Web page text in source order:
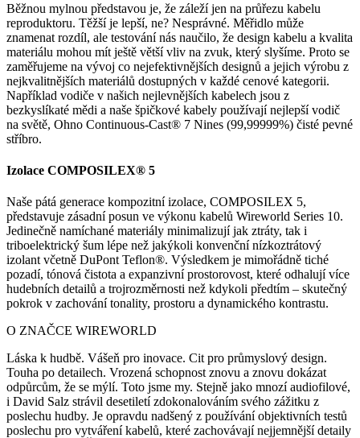
Běžnou mylnou představou je, že záleží jen na průřezu kabelu
reproduktoru. Těžší je lepší, ne? Nesprávné. Měřidlo může
znamenat rozdíl, ale testování nás naučilo, že design kabelu a kvalita
materiálu mohou mít ještě větší vliv na zvuk, který slyšíme. Proto se
zaměřujeme na vývoj co nejefektivnějších designů a jejich výrobu z
nejkvalitnějších materiálů dostupných v každé cenové kategorii.
Například vodiče v našich nejlevnějších kabelech jsou z
bezkyslíkaté mědi a naše špičkové kabely používají nejlepší vodič
na světě, Ohno Continuous-Cast® 7 Nines (99,99999%) čisté pevné
stříbro.
Izolace COMPOSILEX® 5
Naše pátá generace kompozitní izolace, COMPOSILEX 5,
představuje zásadní posun ve výkonu kabelů Wireworld Series 10.
Jedinečně namíchané materiály minimalizují jak ztráty, tak i
triboelektrický šum lépe než jakýkoli konvenční nízkoztrátový
izolant včetně DuPont Teflon®. Výsledkem je mimořádně tiché
pozadí, tónová čistota a expanzivní prostorovost, které odhalují více
hudebních detailů a trojrozměrnosti než kdykoli předtím – skutečný
pokrok v zachování tonality, prostoru a dynamického kontrastu.
O ZNAČCE WIREWORLD
Láska k hudbě. Vášeň pro inovace. Cit pro průmyslový design.
Touha po detailech. Vrozená schopnost znovu a znovu dokázat
odpůrcům, že se mýlí. Toto jsme my. Stejně jako mnozí audiofilové,
i David Salz strávil desetiletí zdokonalováním svého zážitku z
poslechu hudby. Je opravdu nadšený z používání objektivních testů
poslechu pro vytváření kabelů, které zachovávají nejjemnější detaily